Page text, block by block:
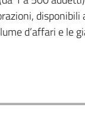
d’affari e le